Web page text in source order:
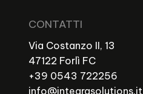
CONTATTI
Via Costanzo II, 13
47122 Forlì FC
+39 0543 722256
info@integrasolutions.it